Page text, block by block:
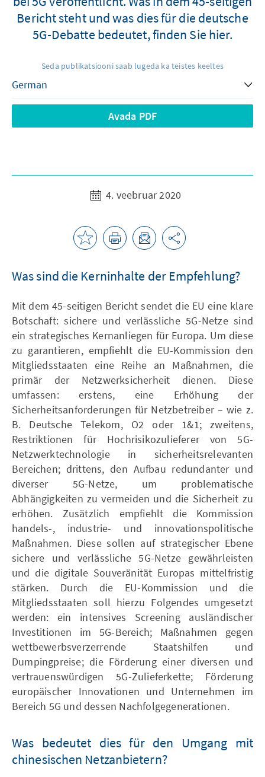
Bericht steht und was dies für die deutsche
5G-Debatte bedeutet, finden Sie hier.
Seda publikatsiooni saab lugeda ka teistes keeltes
Avada PDF
4. veebruar 2020
Was sind die Kerninhalte der Empfehlung?
Mit dem 45-seitigen Bericht sendet die EU eine klare
Botschaft: sichere und verlässliche 5G-Netze sind
ein strategisches Kernanliegen für Europa. Um diese
zu garantieren, empfiehlt die EU-Kommission den
Mitgliedsstaaten eine Reihe an Maßnahmen, die
primär der Netzwerksicherheit dienen. Diese
umfassen: erstens, eine Erhöhung der
Sicherheitsanforderungen für Netzbetreiber – wie z.
B. Deutsche Telekom, O2 oder 1&1; zweitens,
Restriktionen für Hochrisikozulieferer von 5G-
Netzwerktechnologie in sicherheitsrelevanten
Bereichen; drittens, den Aufbau redundanter und
diverser 5G-Netze, um problematische
Abhängigkeiten zu vermeiden und die Sicherheit zu
erhöhen. Zusätzlich empfiehlt die Kommission
handels-, industrie- und innovationspolitische
Maßnahmen. Diese sollen auf strategischer Ebene
sichere und verlässliche 5G-Netze gewährleisten
und die digitale Souveränität Europas mittelfristig
stärken. Durch die EU-Kommission und die
Mitgliedsstaaten soll hierzu Folgendes umgesetzt
werden: ein intensives Screening ausländischer
Investitionen im 5G-Bereich; Maßnahmen gegen
wettbewerbsverzerrende Staatshilfen und
Dumpingpreise; die Förderung einer diversen und
vertrauenswürdigen 5G-Zulieferkette; Förderung
europäischer Innovationen und Unternehmen im
Bereich 5G und dessen Nachfolgegenerationen.
Was bedeutet dies für den Umgang mit
chinesischen Netzanbietern?